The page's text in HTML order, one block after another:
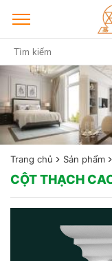
Trang chủ Sản phẩm
CỘT THẠCH